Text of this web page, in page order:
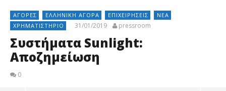
ΑΓΟΡΈΣ ΕΛΛΗΝΙΚΉ ΑΓΟΡΆ ΕΠΙΧΕΙΡΉΣΕΙΣ
ΝΈΑ
ΧΡΗΜΑΤΙΣΤΉΡΙΟ
31/01/2019 pressroom
Συστήματα Sunlight:
Αποζημείωση
0